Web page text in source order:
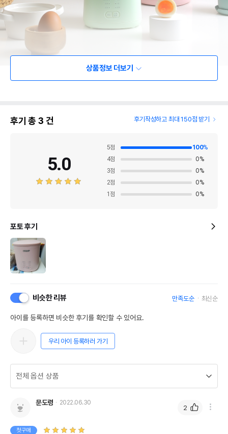
상품정보 더보기
후기 총 3 건 후기작성하고 최대 150점 받기
5.0
5점 100%
4점 0%
3점 0%
2점 0%
1 점 0%
포토 후기
비슷한 리뷰 만족도순 최신순
아이를 등록하면 비슷한 후기를 확인할 수 있어요.
우리 아이 등록하러 가기
문도령 2022.06.30
첫구매
2